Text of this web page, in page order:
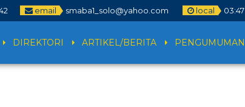
email smaba1_solo@yahoo.com local 03:47
DIREKTORI ARTIKEL/BERITA PENGUMUMAN